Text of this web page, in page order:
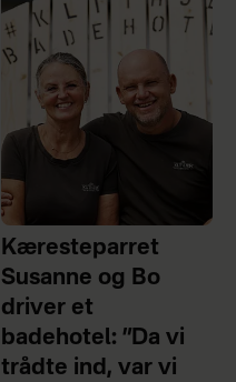
Kæresteparret
Susanne og Bo
driver et
badehotel: ”Da vi
trådte ind, var vi